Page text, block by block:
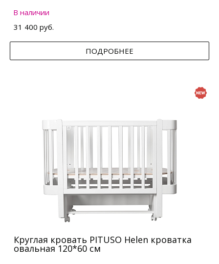
В наличии
31 400 руб.
ПОДРОБНЕЕ
Круглая кровать PITUSO Helen кроватка
овальная 120*60 см